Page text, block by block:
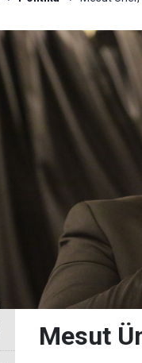
Mesut